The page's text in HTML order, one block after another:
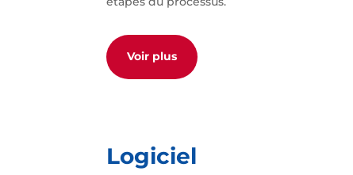
Voir plus
Logiciel